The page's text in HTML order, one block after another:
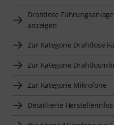
Drahtlose
anzeigen
Zur Kategorie Drahtlose
Zur Kategorie
Zur Kategorie Mikrofone
Detaillierte